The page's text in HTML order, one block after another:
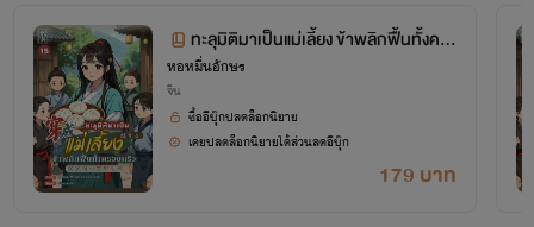
ทะลุมิติมาเป็นแม่เลี้ยง ข้าพลิกฟื้นทั้งคร
อบครัว เล่ม 15 (จบ+ตอนพิเศษ)
หอหมื่นอักษร
จีน
179 บาท
ซื้ออีบุ๊กปลดล็อกนิยาย
เคยปลดล็อกนิยายได้ส่วนลดอีบุ๊ก